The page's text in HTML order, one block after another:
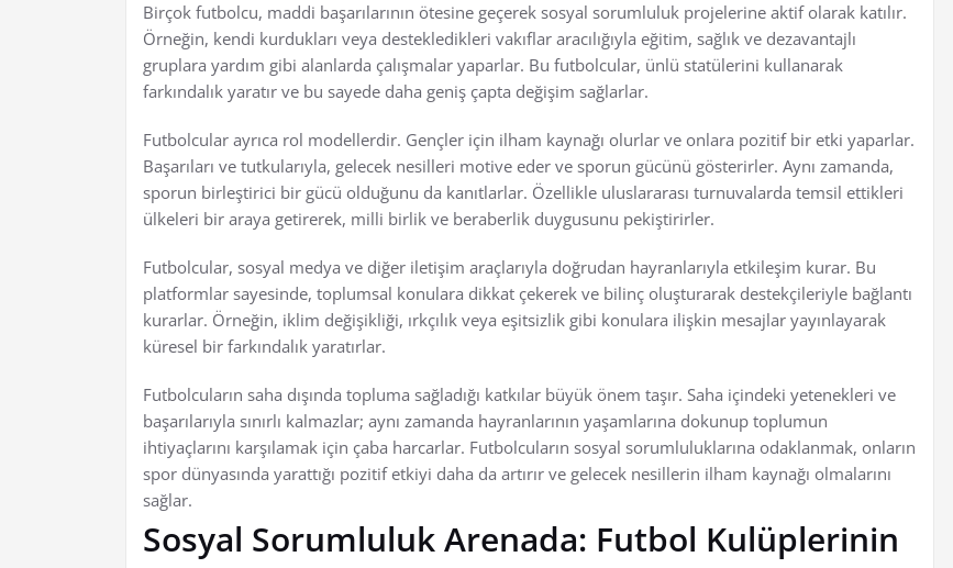
Birçok futbolcu, maddi başarılarının ötesine geçerek sosyal sorumluluk projelerine aktif olarak katılır.
Örneğin, kendi kurdukları veya destekledikleri vakıflar aracılığıyla eğitim, sağlık ve dezavantajlı
gruplara yardım gibi alanlarda çalışmalar yaparlar. Bu futbolcular, ünlü statülerini kullanarak
farkındalık yaratır ve bu sayede daha geniş çapta değişim sağlarlar.
Futbolcular ayrıca rol modellerdir. Gençler için ilham kaynağı olurlar ve onlara pozitif bir etki yaparlar.
Başarıları ve tutkularıyla, gelecek nesilleri motive eder ve sporun gücünü gösterirler. Aynı zamanda,
sporun birleştirici bir gücü olduğunu da kanıtlarlar. Özellikle uluslararası turnuvalarda temsil ettikleri
ülkeleri bir araya getirerek, milli birlik ve beraberlik duygusunu pekiştirirler.
Futbolcular, sosyal medya ve diğer iletişim araçlarıyla doğrudan hayranlarıyla etkileşim kurar. Bu
platformlar sayesinde, toplumsal konulara dikkat çekerek ve bilinç oluşturarak destekçileriyle bağlantı
kurarlar. Örneğin, iklim değişikliği, ırkçılık veya eşitsizlik gibi konulara ilişkin mesajlar yayınlayarak
küresel bir farkındalık yaratırlar.
Futbolcuların saha dışında topluma sağladığı katkılar büyük önem taşır. Saha içindeki yetenekleri ve
başarılarıyla sınırlı kalmazlar; aynı zamanda hayranlarının yaşamlarına dokunup toplumun
ihtiyaçlarını karşılamak için çaba harcarlar. Futbolcuların sosyal sorumluluklarına odaklanmak, onların
spor dünyasında yarattığı pozitif etkiyi daha da artırır ve gelecek nesillerin ilham kaynağı olmalarını
sağlar.
Sosyal Sorumluluk Arenada: Futbol Kulüplerinin